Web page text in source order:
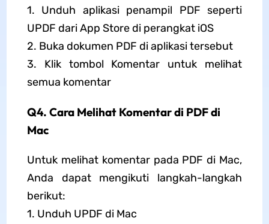
1. Unduh aplikasi penampil PDF seperti
UPDF dari App Store di perangkat iOS
2. Buka dokumen PDF di aplikasi tersebut
3. Klik tombol Komentar untuk melihat
semua komentar
Q4. Cara Melihat Komentar di PDF di
Mac
Untuk melihat komentar pada PDF di Mac,
Anda dapat mengikuti langkah-langkah
berikut:
1. Unduh UPDF di Mac